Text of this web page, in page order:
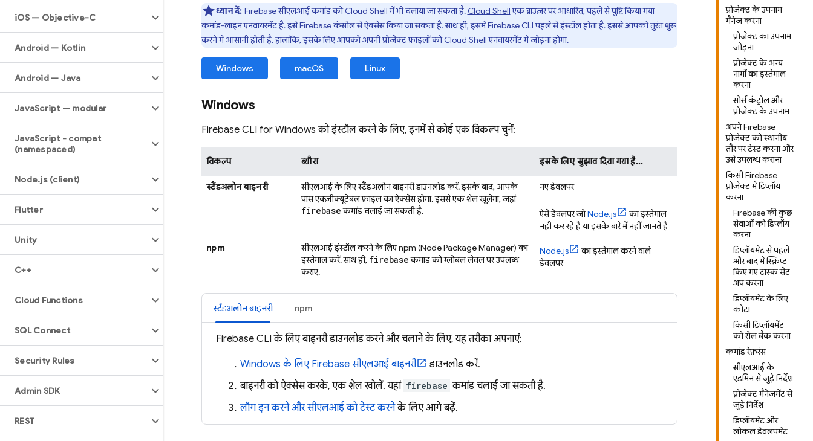
iOS — Objective-C
Android — Kotlin
Android — Java
JavaScript — modular
JavaScript - compat
(namespaced)
Node.js (client)
Flutter
Unity
C++
Cloud Functions
SQL Connect
Security Rules
Admin SDK
REST
प्रोजेक्ट के उपनाम
मैनेज करना
प्रोजेक्ट का उपनाम
जोड़ना
प्रोजेक्ट के अन्य
नामों का इस्तेमाल
करना
सोर्स कंट्रोल और
प्रोजेक्ट के उपनाम
अपने Firebase
प्रोजेक्ट को स्थानीय
तौर पर टेस्ट करना और
उसे उपलब्ध कराना
किसी Firebase
प्रोजेक्ट में डिप्लॉय
करना
Firebase की कुछ
सेवाओं को डिप्लॉय
करना
डिप्लॉयमेंट से पहले
और बाद में स्क्रिप्ट
किए गए टास्क सेट
अप करना
डिप्लॉयमेंट के लिए
कोटा
किसी डिप्लॉयमेंट
को रोल बैक करना
कमांड रेफ़रंस
सीएलआई के
एडमिन से जुड़े निर्देश
प्रोजेक्ट मैनेजमेंट से
जुड़े निर्देश
डिप्लॉयमेंट और
लोकल डेवलपमेंट
ध्यान दें: Firebaseसीएलआई कमांड कोCloud Shellमें भी चलाया जा सकता है. Cloud Shellएक ब्राउज़र पर आधारित, पहले से पुष्टि किया गया
कमांड-लाइन एनवायरमेंट है. इसेFirebaseकंसोल से ऐक्सेस किया जा सकता है. साथ ही, इसमेंFirebase CLI पहले से इंस्टॉल होता है. इससे आपको तुरंत शुरू
करने में आसानी होती है. हालांकि, इसके लिए आपको अपनी प्रोजेक्ट फ़ाइलों कोCloud Shellएनवायरमेंट में जोड़ना होगा.
Windows macOS Linux
Windows
Firebase CLI for Windows को इंस्टॉल करने के लिए, इनमें से कोई एक विकल्प चुनें:
विकल्प ब्यौरा इसके लिए सुझाव दिया गया है...
स्टैंडअलोन बाइनरी
सीएलआई के लिए स्टैंडअलोन बाइनरी डाउनलोड करें. इसके बाद, आपके
पास एक्ज़ीक्यूटेबल फ़ाइल का ऐक्सेस होगा. इससे एक शेल खुलेगा, जहां
firebaseकमांड चलाई जा सकती है.
नए डेवलपर
ऐसे डेवलपर जोNode.js
का इस्तेमाल
नहीं कर रहे हैं या इसके बारे में नहीं जानते हैं
npm
सीएलआई इंस्टॉल करने के लिए npm (Node Package Manager) का
इस्तेमाल करें. साथ ही, firebaseकमांड को ग्लोबल लेवल पर उपलब्ध
कराएं.
Node.js
का इस्तेमाल करने वाले
डेवलपर
स्टैंडअलोन बाइनरी npm
Firebase CLI के लिए बाइनरी डाउनलोड करने और चलाने के लिए, यह तरीका अपनाएं:
Windows के लिए Firebaseसीएलआई बाइनरी
डाउनलोड करें.
बाइनरी को ऐक्सेस करके, एक शेल खोलें. यहां firebase कमांड चलाई जा सकती है.
लॉग इन करने और सीएलआई को टेस्ट करनेके लिए आगे बढ़ें.